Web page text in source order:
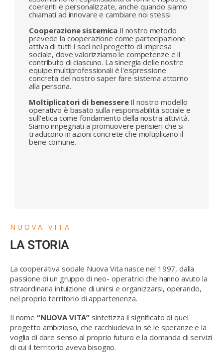
coerenti e personalizzate, anche quando siamo
chiamati ad innovare e cambiare noi stessi.
Cooperazione sistemica Il nostro metodo
prevede la cooperazione come partecipazione
attiva di tutti i soci nel progetto di impresa
sociale, dove valorizziamo le competenze e il
contributo di ciascuno. La sinergia delle nostre
equipe multiprofessionali è l'espressione
concreta del nostro saper fare sistema attorno
alla persona.
Moltiplicatori di benessereIl nostro modello
operativo è basato sulla responsabilità sociale e
sull'etica come fondamento della nostra attività.
Siamo impegnati a promuovere pensieri che si
traducono in azioni concrete che moltiplicano il
bene comune.
NUOVA VITA
LA STORIA
La cooperativa sociale Nuova Vita nasce nel 1997, dalla
passione di un gruppo di neo- operatrici che hanno avuto la
straordinaria intuizione di unirsi e organizzarsi, operando,
nel proprio territorio di appartenenza.
Il nome “NUOVA VITA” sintetizza il significato di quel
progetto ambizioso, che racchiudeva in sé le speranze e la
voglia di dare senso al proprio futuro e la domanda di servizi
di cui il territorio aveva bisogno.